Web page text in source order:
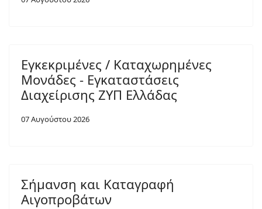
Εγκεκριμένες / Καταχωρημένες
Μονάδες - Εγκαταστάσεις
Διαχείρισης ΖΥΠ Ελλάδας
07 Αυγούστου 2026
Σήμανση και Καταγραφή
Αιγοπροβάτων